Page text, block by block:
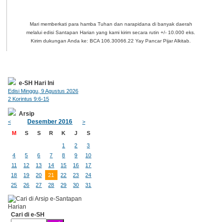
Mari memberkati para hamba Tuhan dan narapidana di banyak daerah
melalui edisi Santapan Harian yang kami kirim secara rutin +/- 10.000 eks.
Kirim dukungan Anda ke: BCA 106.30066.22 Yay Pancar Pijar Alkitab.
e-SH Hari Ini
Edisi Minggu, 9 Agustus 2026
2 Korintus 9:6-15
Arsip
< Desember 2016
>
M
S S R K J S
1 2
3
4
5 6 7 8 9
10
11
12 13 14 15 16
17
18
19 20 21 22 23
24
25
26 27 28 29 30 31
Cari di e-SH